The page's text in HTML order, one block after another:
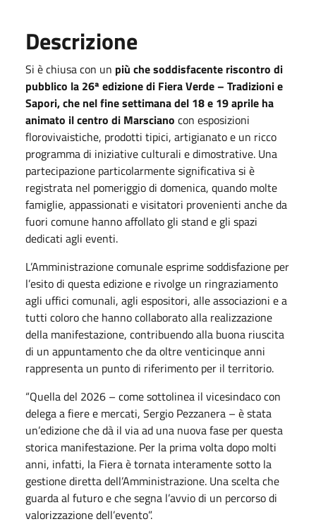
Descrizione
Si è chiusa con un più che soddisfacente riscontro di
pubblico la 26ª edizione di Fiera Verde – Tradizioni e
Sapori, che nel fine settimana del 18 e 19 aprile ha
animato il centro di Marsciano con esposizioni
florovivaistiche, prodotti tipici, artigianato e un ricco
programma di iniziative culturali e dimostrative. Una
partecipazione particolarmente significativa si è
registrata nel pomeriggio di domenica, quando molte
famiglie, appassionati e visitatori provenienti anche da
fuori comune hanno affollato gli stand e gli spazi
dedicati agli eventi.
L’Amministrazione comunale esprime soddisfazione per
l’esito di questa edizione e rivolge un ringraziamento
agli uffici comunali, agli espositori, alle associazioni e a
tutti coloro che hanno collaborato alla realizzazione
della manifestazione, contribuendo alla buona riuscita
di un appuntamento che da oltre venticinque anni
rappresenta un punto di riferimento per il territorio.
“Quella del 2026 – come sottolinea il vicesindaco con
delega a fiere e mercati, Sergio Pezzanera – è stata
un’edizione che dà il via ad una nuova fase per questa
storica manifestazione. Per la prima volta dopo molti
anni, infatti, la Fiera è tornata interamente sotto la
gestione diretta dell’Amministrazione. Una scelta che
guarda al futuro e che segna l’avvio di un percorso di
valorizzazione dell’evento”.